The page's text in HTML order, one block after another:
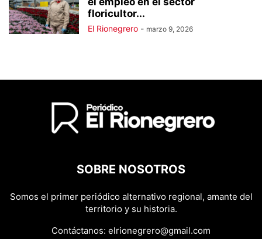
floricultor...
El Rionegrero - marzo 9, 2026
SOBRE NOSOTROS
Somos el primer periódico alternativo regional, amante del
territorio y su historia.
Contáctanos: elrionegrero@gmail.com